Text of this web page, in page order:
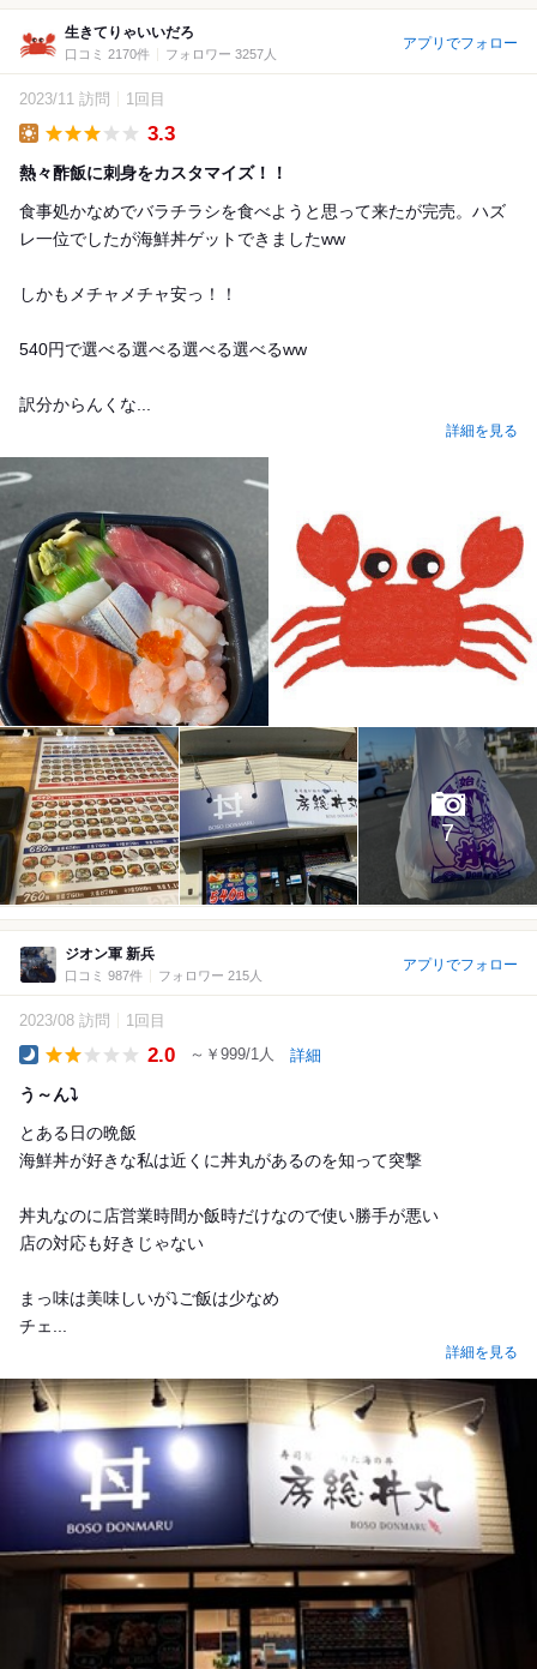
生きてりゃいいだろ
口コミ 2170件 フォロワー 3257人
アプリでフォロー
2023/11 訪問 1回目
3.3
熱々酢飯に刺身をカスタマイズ！！
食事処かなめでバラチラシを食べようと思って来たが完売。ハズ
レ一位でしたが海鮮丼ゲットできましたww
しかもメチャメチャ安っ！！
540円で選べる選べる選べる選べるww
訳分からんくな...
詳細を見る
7
ジオン軍 新兵
口コミ 987件 フォロワー 215人
アプリでフォロー
2023/08 訪問 1回目
2.0 ～￥999/1人 詳細
う～ん⤵️
とある日の晩飯
海鮮丼が好きな私は近くに丼丸があるのを知って突撃
丼丸なのに店営業時間か飯時だけなので使い勝手が悪い
店の対応も好きじゃない
まっ味は美味しいが⤵️ご飯は少なめ
チェ...
詳細を見る